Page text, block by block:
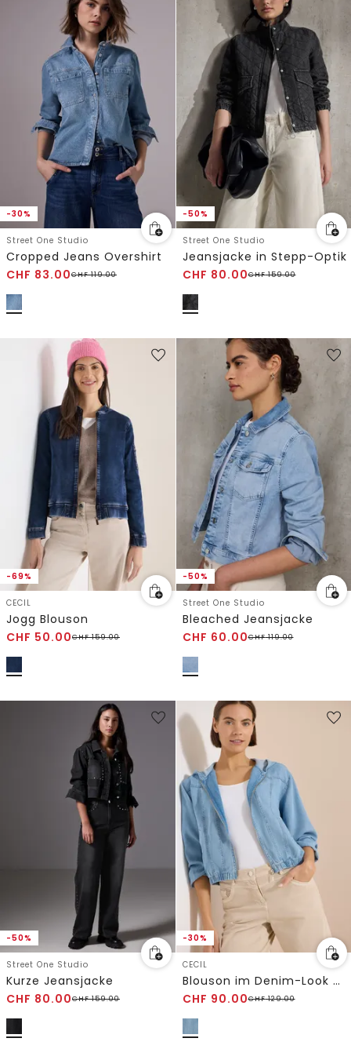
-30%
Street One Studio
Cropped Jeans Overshirt
CHF 83.00CHF119.00
-50%
Street One Studio
Jeansjacke in Stepp-Optik
CHF 80.00CHF159.00
-69%
CECIL
Jogg Blouson
CHF 50.00CHF159.00
-50%
Street One Studio
Bleached Jeansjacke
CHF 60.00CHF119.00
-50%
Street One Studio
Kurze Jeansjacke
CHF 80.00CHF159.00
-30%
CECIL
Blouson im Denim-Look mit Zipper
CHF 90.00CHF129.00